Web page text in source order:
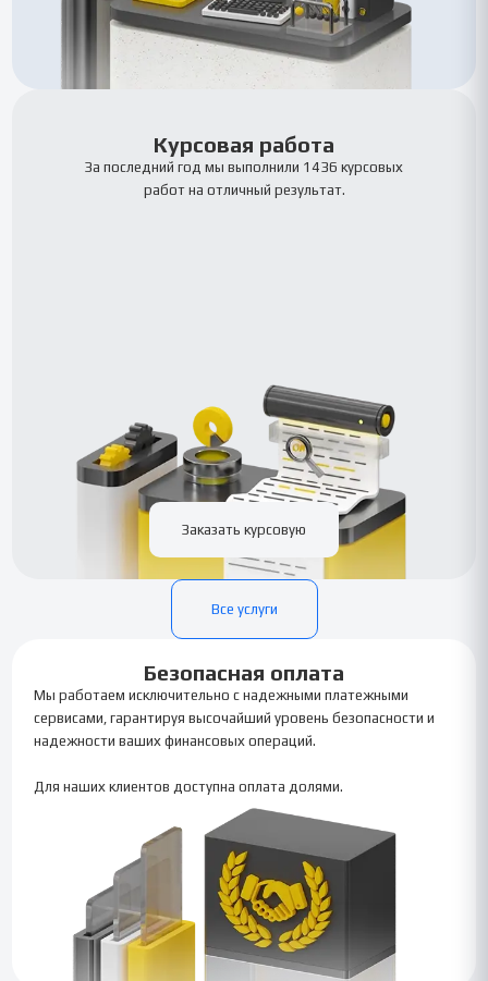
Курсовая работа
За последний год мы выполнили 1436 курсовых
работ на отличный результат.
Заказать курсовую
Все услуги
Безопасная оплата
Мы работаем исключительно с надежными платежными
сервисами, гарантируя высочайший уровень безопасности и
надежности ваших финансовых операций.
Для наших клиентов доступна оплата долями.